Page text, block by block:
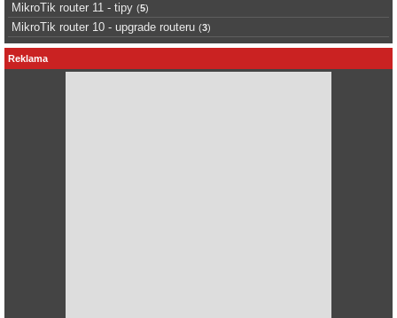
MikroTik router 11 - tipy (5)
MikroTik router 10 - upgrade routeru (3)
Reklama